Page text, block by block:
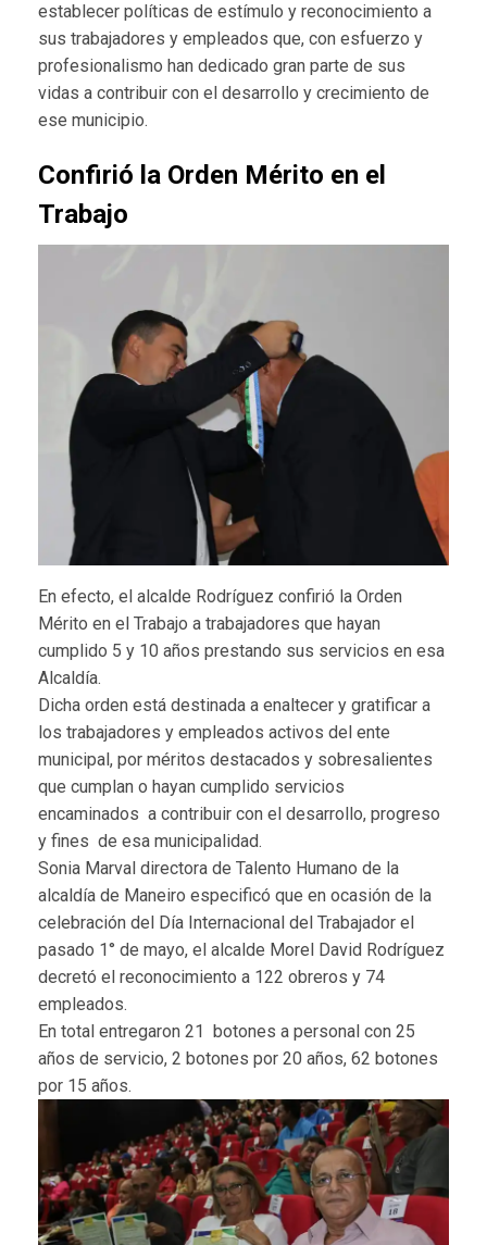
establecer políticas de estímulo y reconocimiento a
sus trabajadores y empleados que, con esfuerzo y
profesionalismo han dedicado gran parte de sus
vidas a contribuir con el desarrollo y crecimiento de
ese municipio.
Confirió la Orden Mérito en el
Trabajo
En efecto, el alcalde Rodríguez confirió la Orden
Mérito en el Trabajo a trabajadores que hayan
cumplido 5 y 10 años prestando sus servicios en esa
Alcaldía.
Dicha orden está destinada a enaltecer y gratificar a
los trabajadores y empleados activos del ente
municipal, por méritos destacados y sobresalientes
que cumplan o hayan cumplido servicios
encaminados a contribuir con el desarrollo, progreso
y fines de esa municipalidad.
Sonia Marval directora de Talento Humano de la
alcaldía de Maneiro especificó que en ocasión de la
celebración del Día Internacional del Trabajador el
pasado 1° de mayo, el alcalde Morel David Rodríguez
decretó el reconocimiento a 122 obreros y 74
empleados.
En total entregaron 21 botones a personal con 25
años de servicio, 2 botones por 20 años, 62 botones
por 15 años.